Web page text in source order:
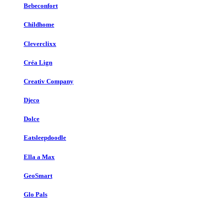
Bebeconfort
Childhome
Cleverclixx
Créa Lign
Creativ Company
Djeco
Dolce
Eatsleepdoodle
Ella a Max
GeoSmart
Glo Pals